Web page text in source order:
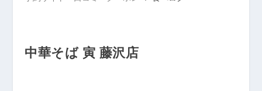
中華そば 寅 藤沢店